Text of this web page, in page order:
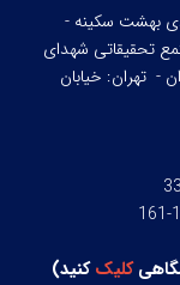
ورودی بهشت سکینه -
تحقیقاتی شهدای
- تهران: خیابان
کلیککنید)